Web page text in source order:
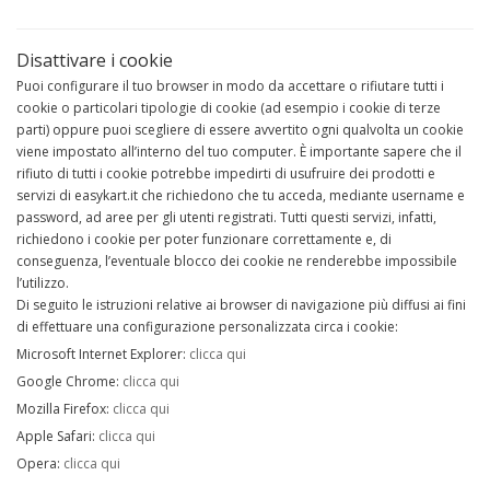
Disattivare i cookie
Puoi configurare il tuo browser in modo da accettare o rifiutare tutti i
cookie o particolari tipologie di cookie (ad esempio i cookie di terze
parti) oppure puoi scegliere di essere avvertito ogni qualvolta un cookie
viene impostato all’interno del tuo computer. È importante sapere che il
rifiuto di tutti i cookie potrebbe impedirti di usufruire dei prodotti e
servizi di easykart.it che richiedono che tu acceda, mediante username e
password, ad aree per gli utenti registrati. Tutti questi servizi, infatti,
richiedono i cookie per poter funzionare correttamente e, di
conseguenza, l’eventuale blocco dei cookie ne renderebbe impossibile
l’utilizzo.
Di seguito le istruzioni relative ai browser di navigazione più diffusi ai fini
di effettuare una configurazione personalizzata circa i cookie:
Microsoft Internet Explorer: clicca qui
Google Chrome: clicca qui
Mozilla Firefox: clicca qui
Apple Safari: clicca qui
Opera: clicca qui